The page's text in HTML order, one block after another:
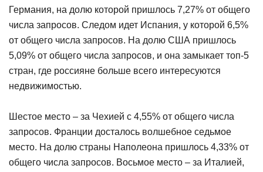
Германия, на долю которой пришлось 7,27% от общего
числа запросов. Следом идет Испания, у которой 6,5%
от общего числа запросов. На долю США пришлось
5,09% от общего числа запросов, и она замыкает топ-5
стран, где россияне больше всего интересуются
недвижимостью.
Шестое место – за Чехией с 4,55% от общего числа
запросов. Франции досталось волшебное седьмое
место. На долю страны Наполеона пришлось 4,33% от
общего числа запросов. Восьмое место – за Италией,